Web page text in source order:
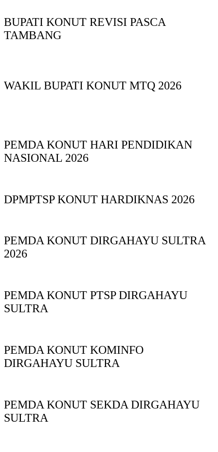
BUPATI KONUT REVISI PASCA
TAMBANG
WAKIL BUPATI KONUT MTQ 2026
PEMDA KONUT HARI PENDIDIKAN
NASIONAL 2026
DPMPTSP KONUT HARDIKNAS 2026
PEMDA KONUT DIRGAHAYU SULTRA
2026
PEMDA KONUT PTSP DIRGAHAYU
SULTRA
PEMDA KONUT KOMINFO
DIRGAHAYU SULTRA
PEMDA KONUT SEKDA DIRGAHAYU
SULTRA